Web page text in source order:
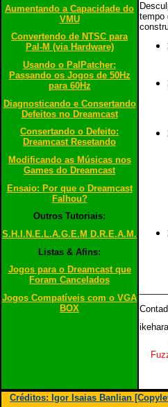
Aumentando a Capacidade do
VMU
Convertendo de NTSC para
Pal-M (via Hardware)
Usando o PalPatcher:
Passando os Jogos de 50Hz
para 60Hz
Diagnosticando e Consertando
Defeitos no Dreamcast
Consertando o Defeito:
Dreamcast Resetando
Modificando as Músicas nos
Games do Dreamcast
Ensaio: Por que o Dreamcast
Falhou?
Outros Tutoriais:
S.H.I.N.E.L.A.G.E.M D.R.E.A.M.
Listas & Afins:
Jogos para o Dreamcast que
Foram Cancelados
Jogos Compatíveis com o VGA
BOX
tempo
Créditos: Igor Isaias Banlian